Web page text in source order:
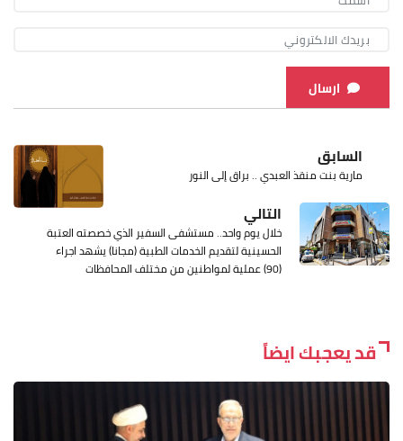
ارسال
السابق
مارية بنت منقذ العبدي .. براق إلى النور
التالي
خلال يوم واحد.. مستشفى السفير الذي خصصته العتبة
الحسينية لتقديم الخدمات الطبية (مجانا) يشهد اجراء
(90) عملية لمواطنين من مختلف المحافظات
قد يعجبك ايضاً